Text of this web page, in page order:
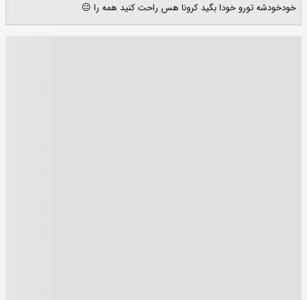
خودخودشه تورو خودا بگید کرونا هس راحت کنید همه را 😐